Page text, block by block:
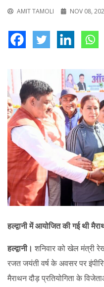
AMIT TAMOLI NOV 08,
हल्द्वानी में आयोजित की गई थी
हल्द्वानी। शनिवार को खेल मंत्री
रजत जयंती वर्ष के अवसर पर
मैराथन दौड़ प्रतियोगिता के